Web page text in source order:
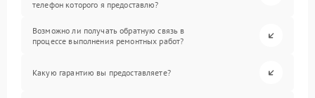
телефон которого я предоставлю?
Возможно ли получать обратную связь в
процессе выполнения ремонтных работ?
Какую гарантию вы предоставляете?